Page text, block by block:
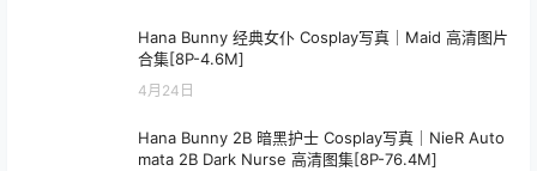
Hana Bunny 经典女仆 Cosplay写真｜Maid 高清图片
合集[8P-4.6M]
4月24日
Hana Bunny 2B 暗黑护士 Cosplay写真｜NieR Auto
mata 2B Dark Nurse 高清图集[8P-76.4M]